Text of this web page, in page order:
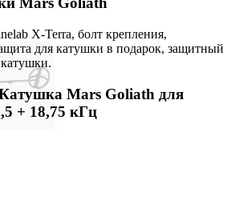
X-Terra, болт крепления,
для катушки в подарок, защитный
Mars Goliath для
+ 18,75 кГц